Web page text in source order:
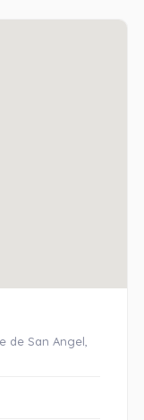
de San Angel,